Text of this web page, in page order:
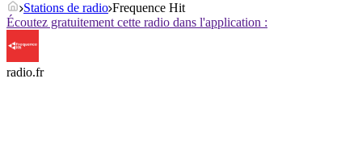
Stations de radio Frequence Hit
Écoutez gratuitement cette radio dans l'application :
radio.fr